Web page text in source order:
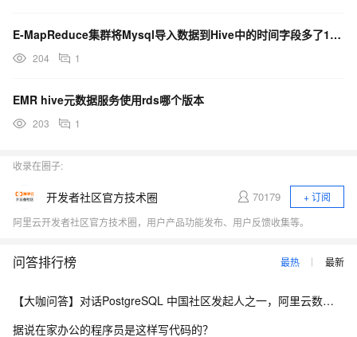
E-MapReduce集群将Mysql导入数据到Hive中的时间字段多了13个小时
204 1
EMR hive元数据服务使用rds哪个版本
203 1
收录在圈子:
开发者社区官方技术圈 70179
+ 订阅
阿里云开发者社区官方技术圈，用户产品功能发布、用户反馈收集等。
问答排行榜 最热 最新
【大咖问答】对话PostgreSQL 中国社区发起人之一，阿里云数据库高级专家 德哥
据说在家办公的程序员是这样写代码的？